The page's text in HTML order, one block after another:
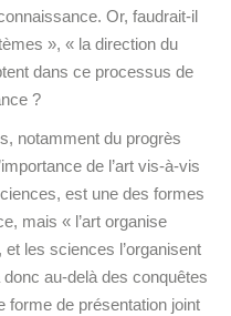
Or, faudrait-il
», « la direction du
dans ce processus de
?
notamment du progrès
de l’art vis-à-vis
est une des formes
mais « l’art organise
les sciences l’organisent
donc au-delà des conquêtes
forme de présentation joint